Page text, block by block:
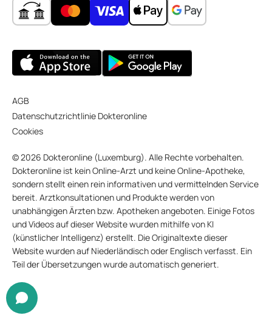
AGB
Datenschutzrichtlinie Dokteronline
Cookies
© 2026 Dokteronline (Luxemburg). Alle Rechte vorbehalten.
Dokteronline ist kein Online-Arzt und keine Online-Apotheke,
sondern stellt einen rein informativen und vermittelnden Service
bereit. Arztkonsultationen und Produkte werden von
unabhängigen Ärzten bzw. Apotheken angeboten. Einige Fotos
und Videos auf dieser Website wurden mithilfe von KI
(künstlicher Intelligenz) erstellt. Die Originaltexte dieser
Website wurden auf Niederländisch oder Englisch verfasst. Ein
Teil der Übersetzungen wurde automatisch generiert.